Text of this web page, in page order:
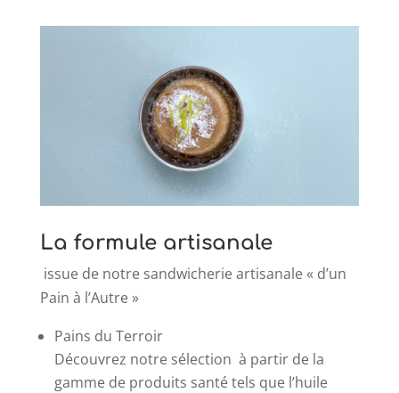
La formule artisanale
issue de notre sandwicherie artisanale « d’un
Pain à l’Autre »
Pains du Terroir
Découvrez notre sélection à partir de la
gamme de produits santé tels que l’huile